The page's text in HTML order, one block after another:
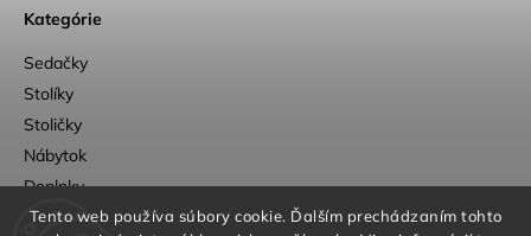
Tento web používa súbory cookie. Ďalším prechádzaním tohto
Kategórie
Sedačky
Stolíky
Stoličky
Nábytok
Doplnky
Outlet